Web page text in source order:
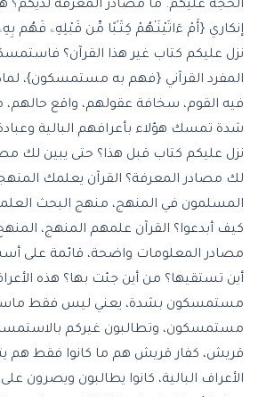
الحجة عليكم. ما مصادر المعرفة لديكم؟
إنكاري {أَمْ ءَاتَيْنَـٰهُمْ كِتَـٰبًا مِّن قَبْلِهِۦ
نزل عليكم كتاب غير هذا القرآن؟
المفرد القرآني {فهم به مستمسكون}،
فيه القوم، سخافة عقولهم، واقع
شدة تمسك هؤلاء بأعرافهم البالية
نزل عليكم كتاب قبل هذا؟ حتى يبين لك
لك مصادر المعرفة؟ القرآن يعلمك
المسلمون في المنهج، منهج البحث
كيف أبدعوا؟ القرآن علمهم المنهج،
مصادر المعلومات واضحة، قائمة على
أين تستقيها؟ من أين جئت بها؟ هذه
مستمسكون بشدة، يعني ليس فقط
مستمسكون، وتطالبون غيركم
قريش، كفار قريش هم ما كانوا فقط هم
الأعراف البالية، كانوا يطالبون ويصرون